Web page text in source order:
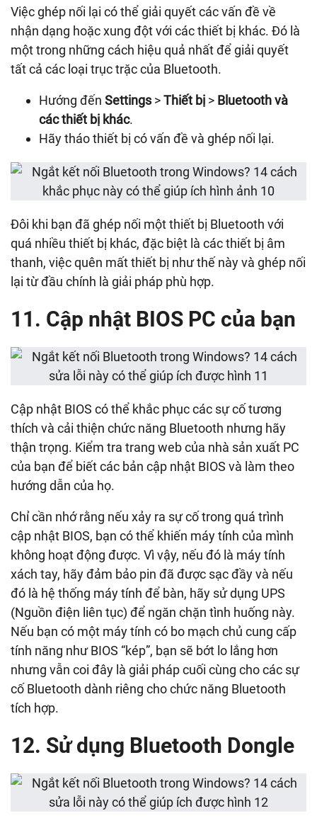
Việc ghép nối lại có thể giải quyết các vấn đề về
nhận dạng hoặc xung đột với các thiết bị khác. Đó là
một trong những cách hiệu quả nhất để giải quyết
tất cả các loại trục trặc của Bluetooth.
Hướng đến Settings >Thiết bị > Bluetooth và
các thiết bị khác.
Hãy tháo thiết bị có vấn đề và ghép nối lại.
Đôi khi bạn đã ghép nối một thiết bị Bluetooth với
quá nhiều thiết bị khác, đặc biệt là các thiết bị âm
thanh, việc quên mất thiết bị như thế này và ghép nối
lại từ đầu chính là giải pháp phù hợp.
11. Cập nhật BIOS PC của bạn
Cập nhật BIOS có thể khắc phục các sự cố tương
thích và cải thiện chức năng Bluetooth nhưng hãy
thận trọng. Kiểm tra trang web của nhà sản xuất PC
của bạn để biết các bản cập nhật BIOS và làm theo
hướng dẫn của họ.
Chỉ cần nhớ rằng nếu xảy ra sự cố trong quá trình
cập nhật BIOS, bạn có thể khiến máy tính của mình
không hoạt động được. Vì vậy, nếu đó là máy tính
xách tay, hãy đảm bảo pin đã được sạc đầy và nếu
đó là hệ thống máy tính để bàn, hãy sử dụng UPS
(Nguồn điện liên tục) để ngăn chặn tình huống này.
Nếu bạn có một máy tính có bo mạch chủ cung cấp
tính năng như BIOS “kép”, bạn sẽ bớt lo lắng hơn
nhưng vẫn coi đây là giải pháp cuối cùng cho các sự
cố Bluetooth dành riêng cho chức năng Bluetooth
tích hợp.
12. Sử dụng Bluetooth Dongle